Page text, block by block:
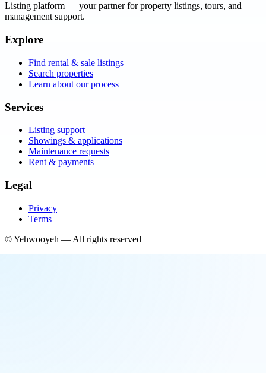
Listing platform — your partner for property listings, tours, and
management support.
Explore
Find rental & sale listings
Search properties
Learn about our process
Services
Listing support
Showings & applications
Maintenance requests
Rent & payments
Legal
Privacy
Terms
©Yehwooyeh — All rights reserved